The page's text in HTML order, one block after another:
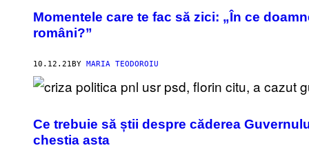
Momentele care te fac să zici: „În ce
români?”
10.12.21BY MARIA TEODOROIU
Ce trebuie să știi despre căderea
chestia asta